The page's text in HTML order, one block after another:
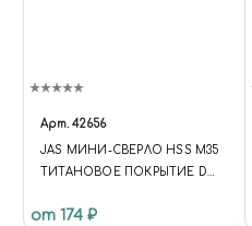
Арт. 42656
JAS МИНИ-СВЕРЛО HSS M35
ТИТАНОВОЕ ПОКРЫТИЕ D
от 174 ₽